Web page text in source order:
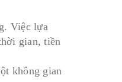
Việc lựa
gian, tiền
không gian